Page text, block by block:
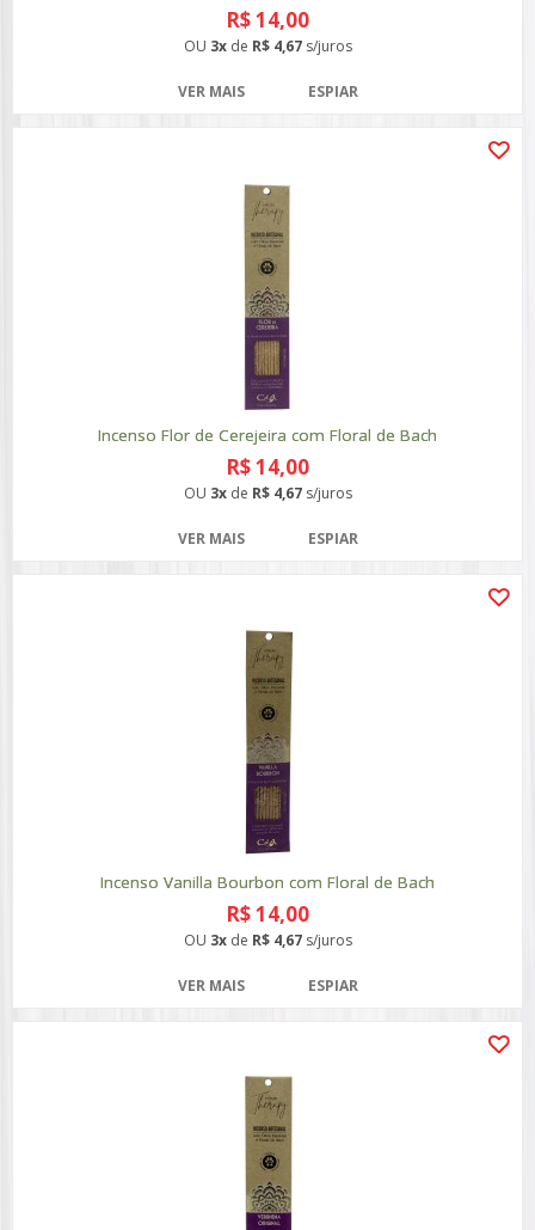
R$ 14,00
OU 3xde R$ 4,67s/juros
VER MAIS ESPIAR
Incenso Flor de Cerejeira com Floral de Bach
R$ 14,00
OU 3xde R$ 4,67s/juros
VER MAIS ESPIAR
Incenso Vanilla Bourbon com Floral de Bach
R$ 14,00
OU 3xde R$ 4,67s/juros
VER MAIS ESPIAR